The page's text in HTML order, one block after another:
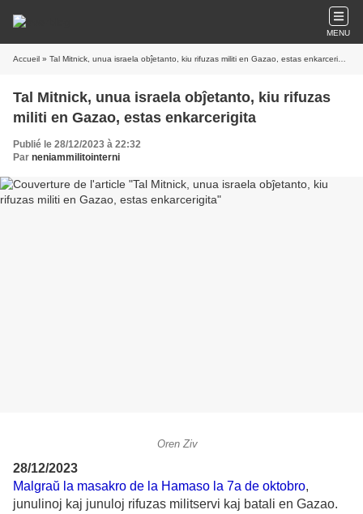
MENU
Accueil » Tal Mitnick, unua israela obĵetanto, kiu rifuzas militi en Gazao, estas enkarcerigita
Tal Mitnick, unua israela obĵetanto, kiu rifuzas
militi en Gazao, estas enkarcerigita
Publié le 28/12/2023 à 22:32
Par neniammilitointerni
Oren Ziv
28/12/2023
Malgraŭ la masakro de la Hamaso la 7a de oktobro,
junulinoj kaj junuloj rifuzas militservi kaj batali en Gazao.